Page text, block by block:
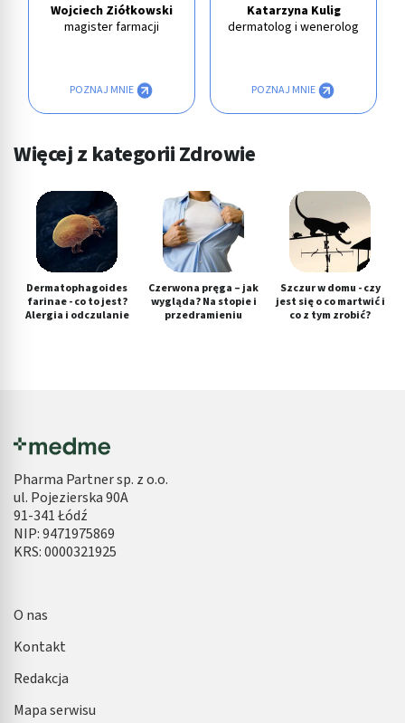
Wojciech Ziółkowski
magister farmacji
POZNAJ MNIE
Katarzyna Kulig
dermatolog i wenerolog
POZNAJ MNIE
Więcej z kategorii Zdrowie
Dermatophagoides
farinae - co to jest?
Alergia i odczulanie
Czerwona pręga – jak
wygląda? Na stopie i
przedramieniu
Szczur w domu - czy
jest się o co martwić i
co z tym zrobić?
Pharma Partner sp. z o.o.
ul. Pojezierska 90A
91-341 Łódź
NIP: 9471975869
KRS: 0000321925
O nas
Kontakt
Redakcja
Mapa serwisu